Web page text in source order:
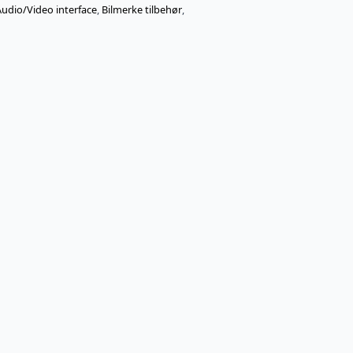
Video interface, Bilmerke tilbehør,